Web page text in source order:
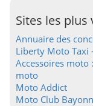
Sites les plus
Annuaire des
Liberty Moto Taxi
Accessoires moto
moto
Moto Addict
Moto Club